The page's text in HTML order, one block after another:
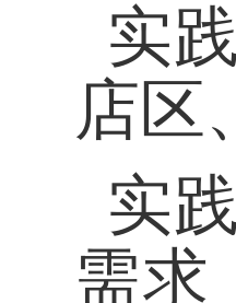
实
店区
实
需求